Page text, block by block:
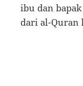
ibu dan
dari al-Quran